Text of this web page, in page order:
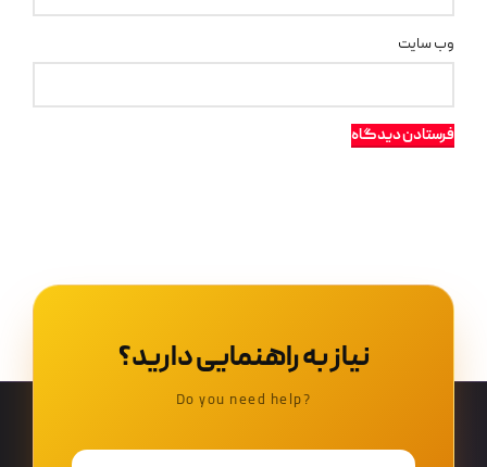
وب‌ سایت
نیاز به راهنمایی دارید؟
?Do you need help